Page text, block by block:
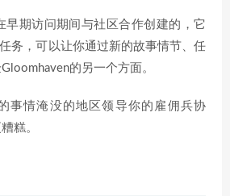
早期访问期间与社区合作创建的，它
务，可以让你通过新的故事情节、任
的另一个方面。
事情淹没的地区领导你的雇佣兵协
糕。